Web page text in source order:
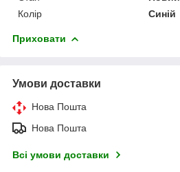
Колір
Синій
Приховати
Умови доставки
Нова Пошта
Нова Пошта
Всі умови доставки